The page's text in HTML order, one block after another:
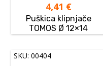
4,41 €
Puškica klipnjače
TOMOS Ø 12×14
SKU: 00404